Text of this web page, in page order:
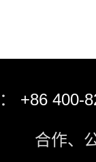
+86 400-
合作、